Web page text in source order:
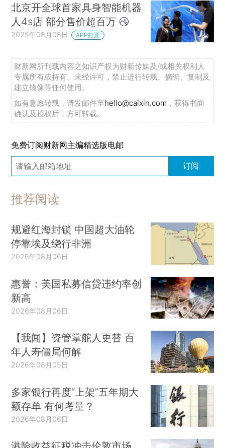
北京开全球首家具身智能机器
人4s店 部分售价超百万
2025年08月08日 APP打开
财新网所刊载内容之知识产权为财新传媒及/或相关权利人
专属所有或持有。未经许可，禁止进行转载、摘编、复制及
建立镜像等任何使用。
如有意愿转载，请发邮件至hello@caixin.com ，获得书面
确认及授权后，方可转载。
免费订阅财新网主编精选版电邮
订阅
推荐阅读
规避红海封锁 中国超大油轮
停靠埃及绕行非洲
2026年08月06日
惠誉：美国私募信贷违约率创
新高
2026年08月06日
【我闻】资管掌舵人更替 百
年人寿僵局何解
2026年08月05日
多家银行再度“上架”五年期大
额存单 有何考量？
2026年08月06日